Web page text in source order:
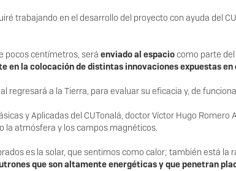
trabajando en el desarrollo del proyecto con ayuda del
pocos centímetros, será enviado al espacio como parte
en la colocación de distintas innovaciones expuestas en
regresará a la Tierra, para evaluar su eficacia y, de
y Aplicadas del CUTonalá, doctor Víctor Hugo Romero
la atmósfera y los campos magnéticos.
es la solar, que sentimos como calor; también está
que son altamente energéticas y que penetran